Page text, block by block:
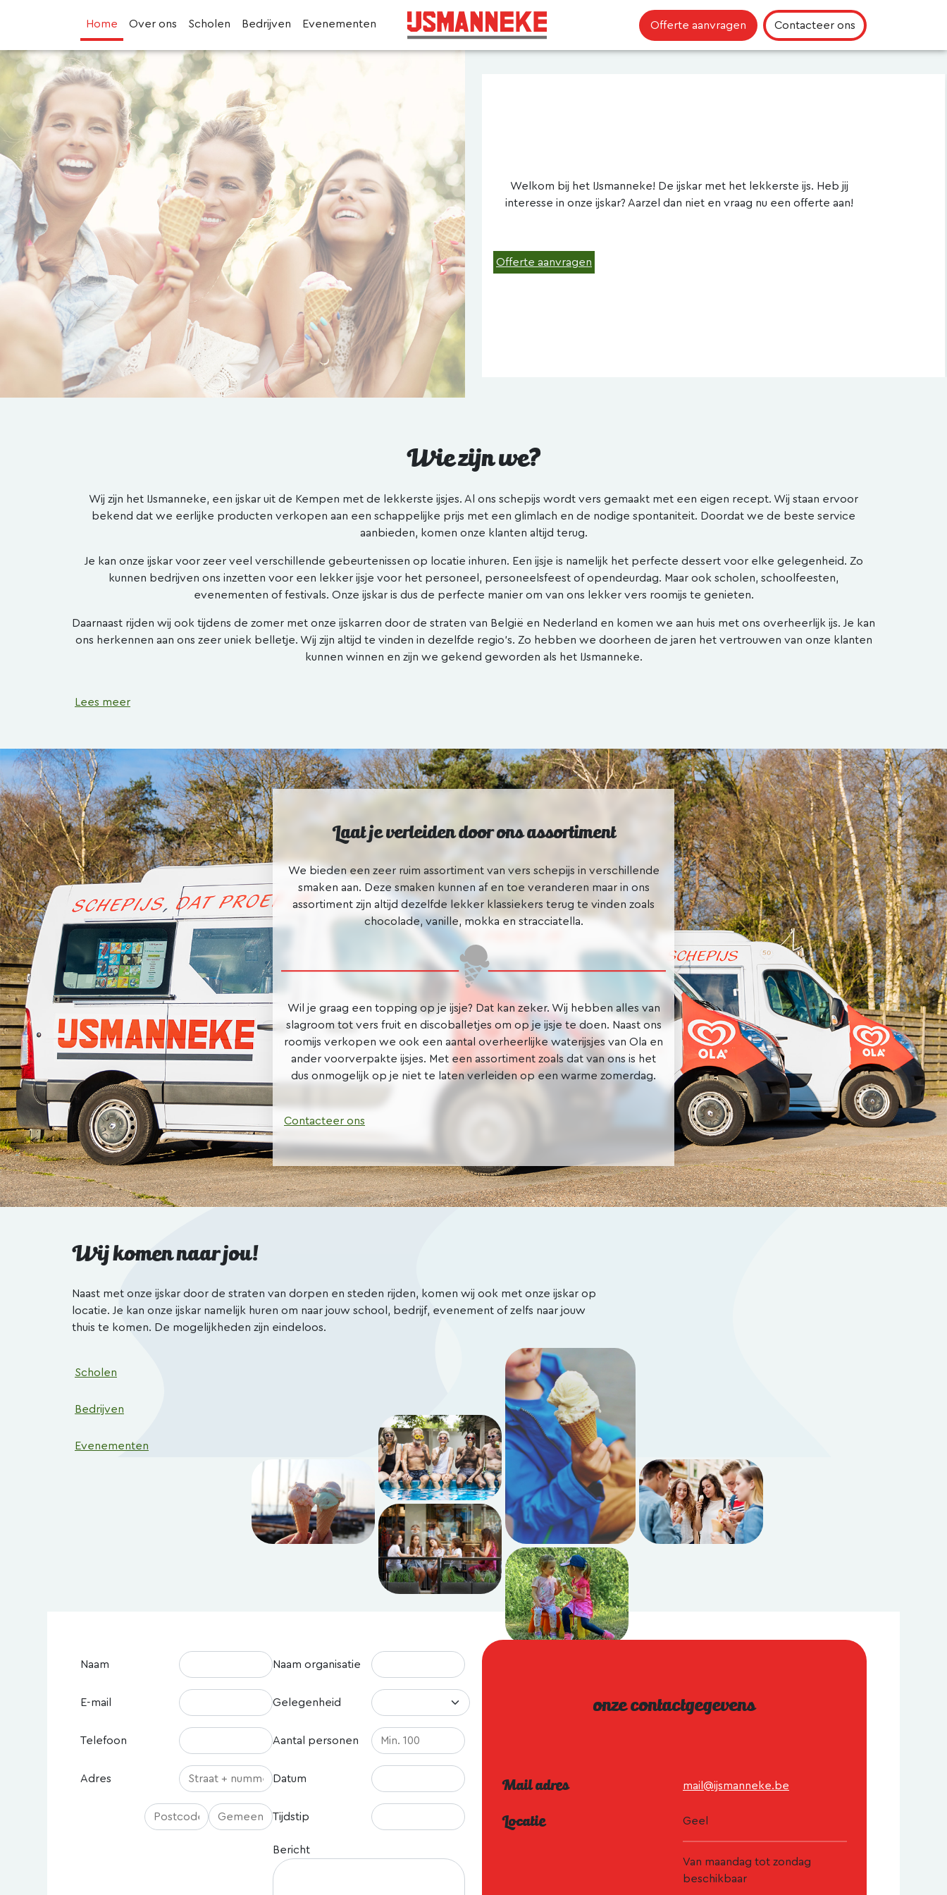
Home Over ons Scholen Bedrijven Evenementen Offerte aanvragen Contacteer ons
Welkom bij het IJsmanneke! De ijskar met het lekkerste ijs. Heb jij
interesse in onze ijskar? Aarzel dan niet en vraag nu een offerte aan!
Offerte aanvragen
Wie zijn we?
Wij zijn het IJsmanneke, een ijskar uit de Kempen met de lekkerste ijsjes. Al ons schepijs wordt vers gemaakt met een eigen recept. Wij staan ervoor
bekend dat we eerlijke producten verkopen aan een schappelijke prijs met een glimlach en de nodige spontaniteit. Doordat we de beste service
aanbieden, komen onze klanten altijd terug.
Je kan onze ijskar voor zeer veel verschillende gebeurtenissen op locatie inhuren. Een ijsje is namelijk het perfecte dessert voor elke gelegenheid. Zo
kunnen bedrijven ons inzetten voor een lekker ijsje voor het personeel, personeelsfeest of opendeurdag. Maar ook scholen, schoolfeesten,
evenementen of festivals. Onze ijskar is dus de perfecte manier om van ons lekker vers roomijs te genieten.
Daarnaast rijden wij ook tijdens de zomer met onze ijskarren door de straten van België en Nederland en komen we aan huis met ons overheerlijk ijs. Je kan
ons herkennen aan ons zeer uniek belletje. Wij zijn altijd te vinden in dezelfde regio’s. Zo hebben we doorheen de jaren het vertrouwen van onze klanten
kunnen winnen en zijn we gekend geworden als het IJsmanneke.
Lees meer
Laat je verleiden door ons assortiment
We bieden een zeer ruim assortiment van vers schepijs in verschillende
smaken aan. Deze smaken kunnen af en toe veranderen maar in ons
assortiment zijn altijd dezelfde lekker klassiekers terug te vinden zoals
chocolade, vanille, mokka en stracciatella.
Wil je graag een topping op je ijsje? Dat kan zeker. Wij hebben alles van
slagroom tot vers fruit en discoballetjes om op je ijsje te doen. Naast ons
roomijs verkopen we ook een aantal overheerlijke waterijsjes van Ola en
ander voorverpakte ijsjes. Met een assortiment zoals dat van ons is het
dus onmogelijk op je niet te laten verleiden op een warme zomerdag.
Contacteer ons
Wij komen naar jou!
Naast met onze ijskar door de straten van dorpen en steden rijden, komen wij ook met onze ijskar op
locatie. Je kan onze ijskar namelijk huren om naar jouw school, bedrijf, evenement of zelfs naar jouw
thuis te komen. De mogelijkheden zijn eindeloos.
Scholen
Bedrijven
Evenementen
Naam
E-mail
Telefoon
Adres
Naam organisatie
Gelegenheid
Aantal personen
Datum
Tijdstip
Bericht
onze contactgegevens
Mail adres
Locatie
mail@ijsmanneke.be
Geel
Van maandag tot zondag
beschikbaar